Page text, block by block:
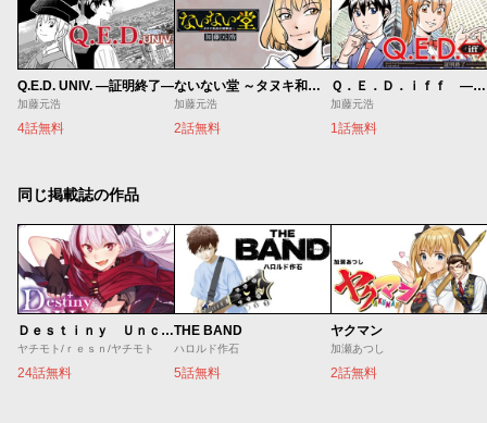
Q.E.D. UNIV. ―証明終了―
加藤元浩
4話無料
ないない堂 ～タヌキ和尚の禍事帖～
加藤元浩
2話無料
Ｑ．Ｅ．Ｄ．ｉｆｆ ―証明終了―
加藤元浩
1話無料
同じ掲載誌の作品
Ｄｅｓｔｉｎｙ Ｕｎｃｈａｉｎ Ｏｎｌｉｎｅ 吸血鬼少女となって、やがて『赤の魔王』と呼ばれるようになりました
ヤチモト/ｒｅｓｎ/ヤチモト
24話無料
THE BAND
ハロルド作石
5話無料
ヤクマン
加瀬あつし
2話無料